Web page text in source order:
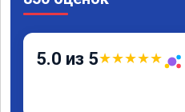
5.0 из 5★★★★★